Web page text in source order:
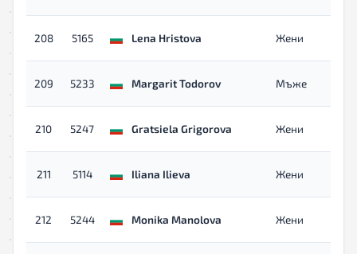
208 5165 Lena Hristova Жени
209 5233 Margarit Todorov Мъже
210 5247 Gratsiela Grigorova Жени
211 5114 Iliana Ilieva Жени
212 5244 Monika Manolova Жени